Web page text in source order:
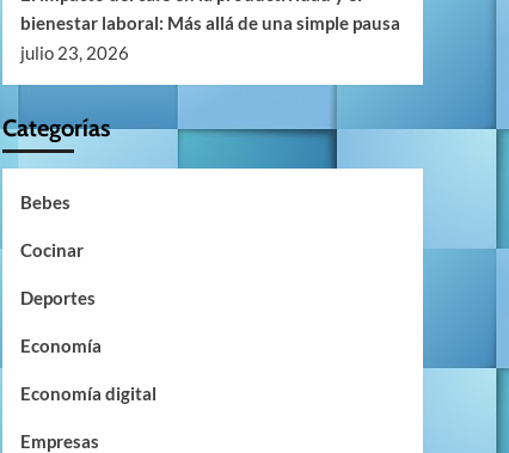
bienestar laboral: Más allá de una simple pausa
julio 23, 2026
Categorías
Bebes
Cocinar
Deportes
Economía
Economía digital
Empresas